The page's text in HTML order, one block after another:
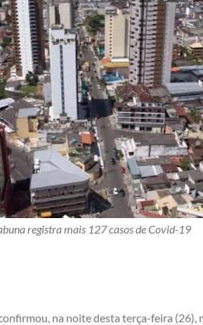
registra mais 127 casos de Covid-19
na noite desta terça-feira (26),